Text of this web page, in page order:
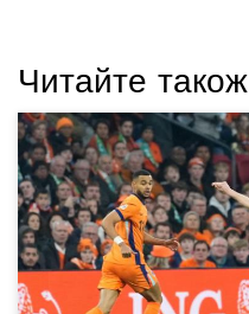
Читайте також